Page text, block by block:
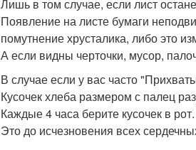
Лишь в том случае, если лист
Появление на листе бумаги
помутнение хрусталика, либо это
А если видны черточки, мусор,
В случае если у вас часто
Кусочек хлеба размером с палец
Каждые 4 часа берите кусочек в
Это до исчезновения всех